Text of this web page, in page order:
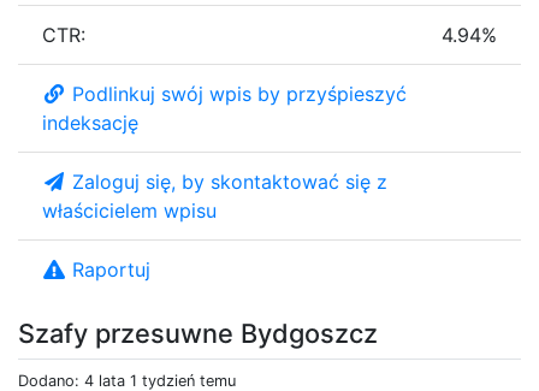
Szafy przesuwne Bydgoszcz
Dodano: 4 lata 1 tydzień temu
CTR: 4.94%
Podlinkuj swój wpis by przyśpieszyć
indeksację
Zaloguj się, by skontaktować się z
właścicielem wpisu
Raportuj